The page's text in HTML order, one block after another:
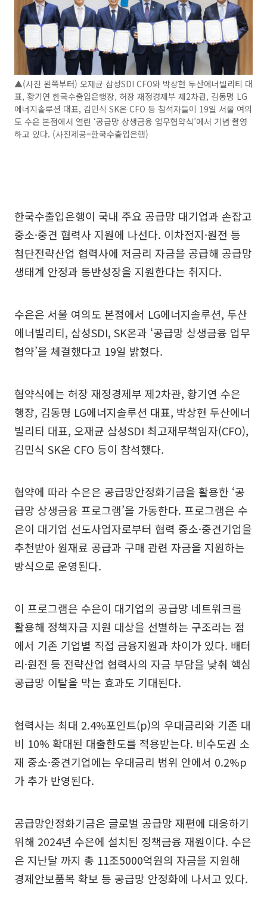
▲(사진 왼쪽부터) 오재균 삼성SDI CFO와 박상현 두산에너빌리티 대
표, 황기연 한국수출입은행장, 허장 재정경제부 제2차관, 김동명 LG
에너지솔루션 대표, 김민식 SK온 CFO 등 참석자들이 19일 서울 여의
도 수은 본점에서 열린 ‘공급망 상생금융 업무협약식’에서 기념 촬영
하고 있다. (사진제공=한국수출입은행)
한국수출입은행이 국내 주요 공급망 대기업과 손잡고
중소·중견 협력사 지원에 나선다. 이차전지·원전 등
첨단전략산업 협력사에 저금리 자금을 공급해 공급망
생태계 안정과 동반성장을 지원한다는 취지다.
수은은 서울 여의도 본점에서 LG에너지솔루션, 두산
에너빌리티, 삼성SDI, SK온과 ‘공급망 상생금융 업무
협약’을 체결했다고 19일 밝혔다.
협약식에는 허장 재정경제부 제2차관, 황기연 수은
행장, 김동명 LG에너지솔루션 대표, 박상현 두산에너
빌리티 대표, 오재균 삼성SDI 최고재무책임자(CFO),
김민식 SK온 CFO 등이 참석했다.
협약에 따라 수은은 공급망안정화기금을 활용한 ‘공
급망 상생금융 프로그램’을 가동한다. 프로그램은 수
은이 대기업 선도사업자로부터 협력 중소·중견기업을
추천받아 원재료 공급과 구매 관련 자금을 지원하는
방식으로 운영된다.
이 프로그램은 수은이 대기업의 공급망 네트워크를
활용해 정책자금 지원 대상을 선별하는 구조라는 점
에서 기존 기업별 직접 금융지원과 차이가 있다. 배터
리·원전 등 전략산업 협력사의 자금 부담을 낮춰 핵심
공급망 이탈을 막는 효과도 기대된다.
협력사는 최대 2.4%포인트(p)의 우대금리와 기존 대
비 10% 확대된 대출한도를 적용받는다. 비수도권 소
재 중소·중견기업에는 우대금리 범위 안에서 0.2%p
가 추가 반영된다.
공급망안정화기금은 글로벌 공급망 재편에 대응하기
위해 2024년 수은에 설치된 정책금융 재원이다. 수은
은 지난달 까지 총 11조5000억원의 자금을 지원해
경제안보품목 확보 등 공급망 안정화에 나서고 있다.